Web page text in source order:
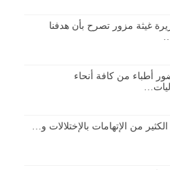
غيثة مزور تصرح بأن هدفنا
أطباء من كافة أنحاء
الكثير من الإتهامات بالإختلالات و…